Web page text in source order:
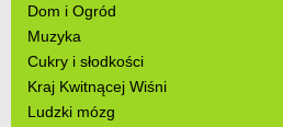
Dom i Ogród
Muzyka
Cukry i słodkości
Kraj Kwitnącej Wiśni
Ludzki mózg